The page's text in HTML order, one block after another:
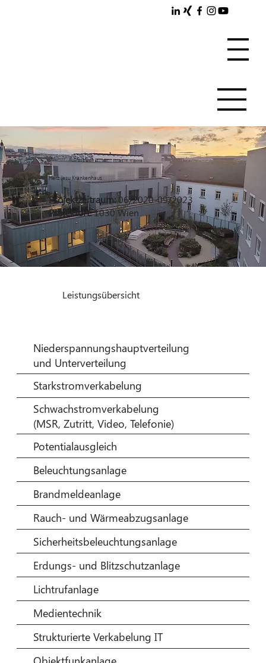
Herz Jesu Krankenhaus
Projektzeitraum:06/2020-09/2023
Projektort:1030 Wien
Leistungsübersicht
Niederspannungshauptverteilung
und Unterverteilung
Starkstromverkabelung
Schwachstromverkabelung
(MSR, Zutritt, Video, Telefonie)
Potentialausgleich
Beleuchtungsanlage
Brandmeldeanlage
Rauch- und Wärmeabzugsanlage
Sicherheitsbeleuchtungsanlage
Erdungs- und Blitzschutzanlage
Lichtrufanlage
Medientechnik
Strukturierte Verkabelung IT